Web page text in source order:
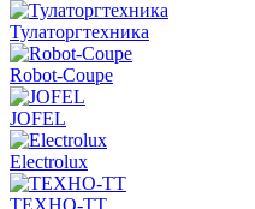
Тулаторгтехника
Robot-Coupe
JOFEL
Electrolux
ТЕХНО-ТТ